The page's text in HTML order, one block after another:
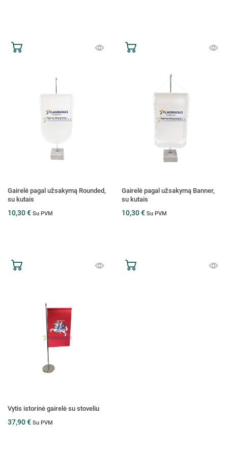
Gairelė pagal užsakymą Rounded,
su kutais
10,30 € Su PVM
Gairelė pagal užsakymą Banner,
su kutais
10,30 € Su PVM
Vytis istorinė gairelė su stoveliu
37,90 € Su PVM